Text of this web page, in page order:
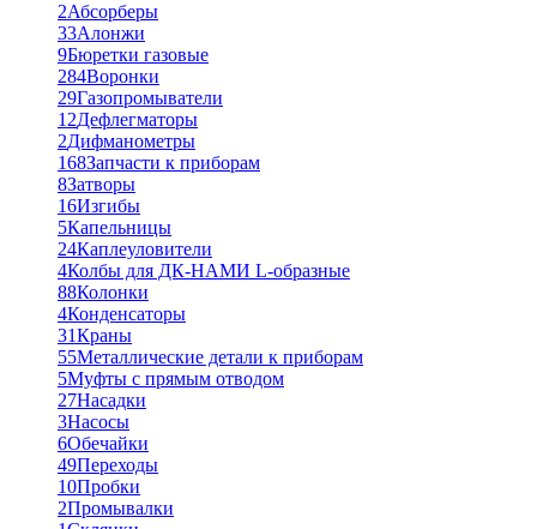
2Абсорберы
33Алонжи
9Бюретки газовые
284Воронки
29Газопромыватели
12Дефлегматоры
2Дифманометры
168Запчасти к приборам
8Затворы
16Изгибы
5Капельницы
24Каплеуловители
4Колбы для ДК-НАМИ L-образные
88Колонки
4Конденсаторы
31Краны
55Металлические детали к приборам
5Муфты с прямым отводом
27Насадки
3Насосы
6Обечайки
49Переходы
10Пробки
2Промывалки